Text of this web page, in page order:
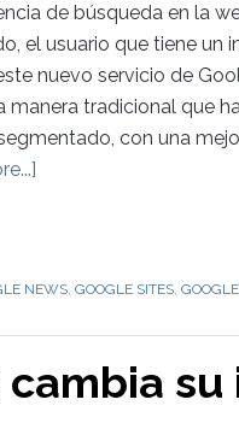
de búsqueda en la
el usuario que tiene un
nuevo servicio de
manera tradicional que
con una
NEWS, GOOGLE SITES,